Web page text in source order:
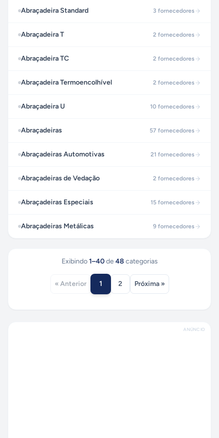
Abraçadeira Standard 3 fornecedores
Abraçadeira T 2 fornecedores
Abraçadeira TC 2 fornecedores
Abraçadeira Termoencolhível 2 fornecedores
Abraçadeira U 10 fornecedores
Abraçadeiras 57 fornecedores
Abraçadeiras Automotivas 21 fornecedores
Abraçadeiras de Vedação 2 fornecedores
Abraçadeiras Especiais 15 fornecedores
Abraçadeiras Metálicas 9 fornecedores
Exibindo 1–40 de 48 categorias
« Anterior 1 2 Próxima »
ANÚNCIO